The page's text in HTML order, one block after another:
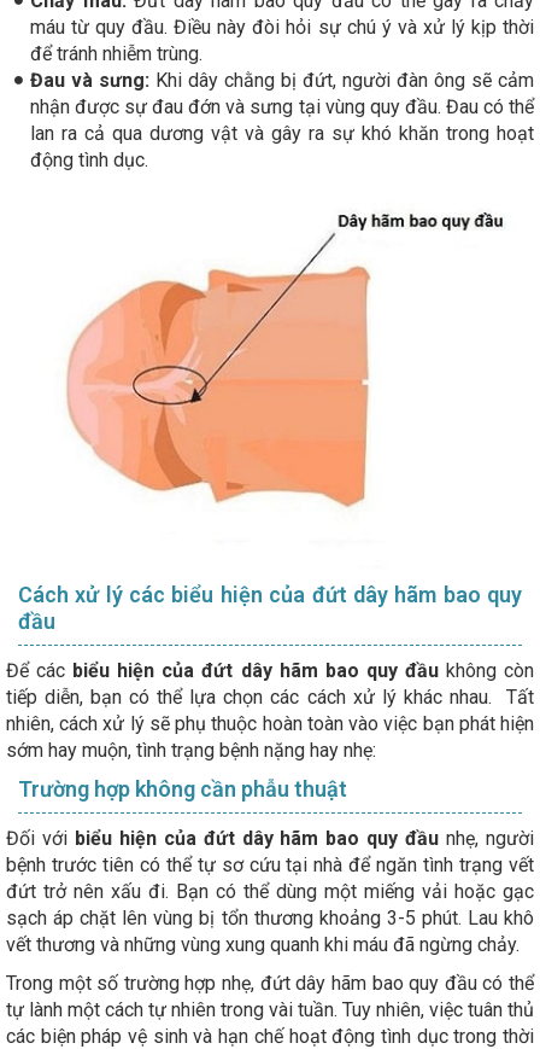
máu từ quy đầu. Điều này đòi hỏi sự chú ý và xử lý kịp thời
để tránh nhiễm trùng.
Đau và sưng: Khi dây chằng bị đứt, người đàn ông sẽ cảm
nhận được sự đau đớn và sưng tại vùng quy đầu. Đau có thể
lan ra cả qua dương vật và gây ra sự khó khăn trong hoạt
động tình dục.
Cách xử lý các biểu hiện của đứt dây hãm bao quy
đầu
Để các biểu hiện của đứt dây hãm bao quy đầukhông còn
tiếp diễn, bạn có thể lựa chọn các cách xử lý khác nhau. Tất
nhiên, cách xử lý sẽ phụ thuộc hoàn toàn vào việc bạn phát hiện
sớm hay muộn, tình trạng bệnh nặng hay nhẹ:
Trường hợp không cần phẫu thuật
Đối với biểu hiện của đứt dây hãm bao quy đầu nhẹ, người
bệnh trước tiên có thể tự sơ cứu tại nhà để ngăn tình trạng vết
đứt trở nên xấu đi. Bạn có thể dùng một miếng vải hoặc gạc
sạch áp chặt lên vùng bị tổn thương khoảng 3-5 phút. Lau khô
vết thương và những vùng xung quanh khi máu đã ngừng chảy.
Trong một số trường hợp nhẹ, đứt dây hãm bao quy đầu có thể
tự lành một cách tự nhiên trong vài tuần. Tuy nhiên, việc tuân thủ
các biện pháp vệ sinh và hạn chế hoạt động tình dục trong thời